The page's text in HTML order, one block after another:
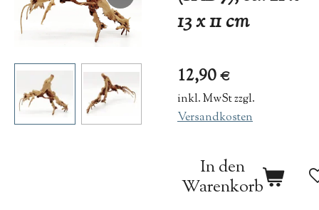
13 x 11 cm
12,90 €
inkl. MwSt zzgl.
Versandkosten
In den
Warenkorb